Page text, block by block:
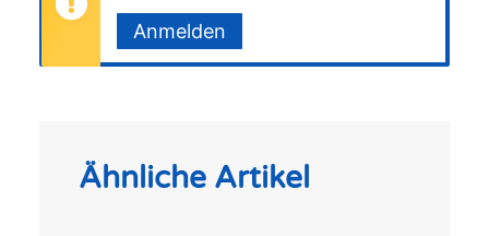
Anmelden
Ähnliche Artikel